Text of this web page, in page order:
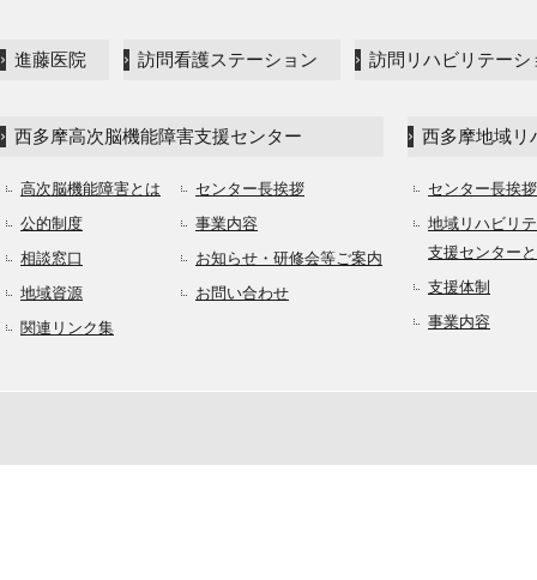
進藤医院 訪問看護ステーション 訪問リハビリテーシ
西多摩高次脳機能障害支援センター
高次脳機能障害とは
公的制度
相談窓口
地域資源
関連リンク集
センター長挨拶
事業内容
お知らせ・研修会等ご案内
お問い合わせ
西多摩地域リ
センター長挨拶
地域リハビリ
支援センター
支援体制
事業内容